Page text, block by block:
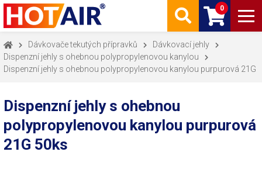
0
Dávkovače tekutých přípravků
Dávkovací jehly
Dispenzní jehly s ohebnou polypropylenovou kanylou
Dispenzní jehly s ohebnou polypropylenovou kanylou purpurová 21G
Dispenzní jehly s ohebnou
polypropylenovou kanylou purpurová
21G 50ks